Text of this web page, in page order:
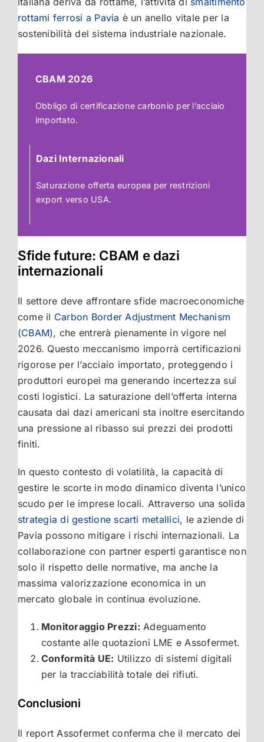
rottami ferrosi a Pavia è un anello vitale per la
sostenibilità del sistema industriale nazionale.
CBAM 2026
Obbligo di certificazione carbonio per l’acciaio
importato.
Dazi Internazionali
Saturazione offerta europea per restrizioni
export verso USA.
Sfide future: CBAM e dazi
internazionali
Il settore deve affrontare sfide macroeconomiche
come il Carbon Border Adjustment Mechanism
(CBAM), che entrerà pienamente in vigore nel
2026. Questo meccanismo imporrà certificazioni
rigorose per l’acciaio importato, proteggendo i
produttori europei ma generando incertezza sui
costi logistici. La saturazione dell’offerta interna
causata dai dazi americani sta inoltre esercitando
una pressione al ribasso sui prezzi dei prodotti
finiti.
In questo contesto di volatilità, la capacità di
gestire le scorte in modo dinamico diventa l’unico
scudo per le imprese locali. Attraverso una solida
strategia di gestione scarti metallici, le aziende di
Pavia possono mitigare i rischi internazionali. La
collaborazione con partner esperti garantisce non
solo il rispetto delle normative, ma anche la
massima valorizzazione economica in un
mercato globale in continua evoluzione.
Monitoraggio Prezzi: Adeguamento
costante alle quotazioni LME e Assofermet.
Conformità UE: Utilizzo di sistemi digitali
per la tracciabilità totale dei rifiuti.
Conclusioni
Il report Assofermet conferma che il mercato dei